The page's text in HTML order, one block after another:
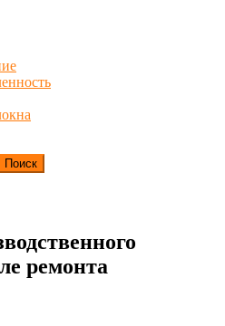
ремонта